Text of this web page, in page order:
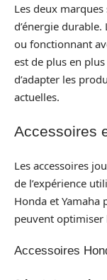
Les deux
d’énergie
ou fonctionnant
est de plus en
d’adapter les
actuelles.
Accessoires
Les accessoires
de l’expérience
Honda et Yamaha
peuvent optimiser
Accessoires